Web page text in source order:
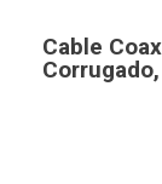
Cable